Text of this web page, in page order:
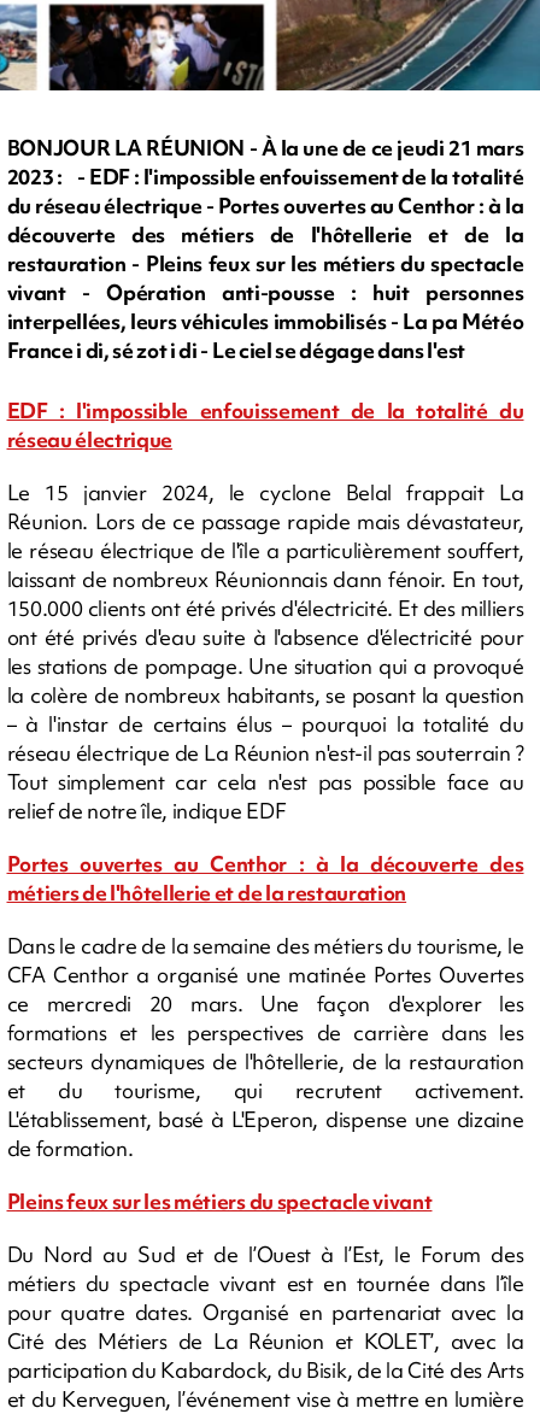
BONJOUR LA RÉUNION - À la une de ce jeudi 21 mars
2023 : - EDF : l'impossible enfouissement de la totalité
du réseau électrique - Portes ouvertes au Centhor : à la
découverte des métiers de l'hôtellerie et de la
restauration - Pleins feux sur les métiers du spectacle
vivant - Opération anti-pousse : huit personnes
interpellées, leurs véhicules immobilisés - La pa Météo
France i di, sé zot i di - Le ciel se dégage dans l'est
EDF : l'impossible enfouissement de la totalité du
réseau électrique
Le 15 janvier 2024, le cyclone Belal frappait La
Réunion. Lors de ce passage rapide mais dévastateur,
le réseau électrique de l'île a particulièrement souffert,
laissant de nombreux Réunionnais dann fénoir. En tout,
150.000 clients ont été privés d'électricité. Et des milliers
ont été privés d'eau suite à l'absence d'électricité pour
les stations de pompage. Une situation qui a provoqué
la colère de nombreux habitants, se posant la question
– à l'instar de certains élus – pourquoi la totalité du
réseau électrique de La Réunion n'est-il pas souterrain ?
Tout simplement car cela n'est pas possible face au
relief de notre île, indique EDF
Portes ouvertes au Centhor : à la découverte des
métiers de l'hôtellerie et de la restauration
Dans le cadre de la semaine des métiers du tourisme, le
CFA Centhor a organisé une matinée Portes Ouvertes
ce mercredi 20 mars. Une façon d'explorer les
formations et les perspectives de carrière dans les
secteurs dynamiques de l'hôtellerie, de la restauration
et du tourisme, qui recrutent activement.
L'établissement, basé à L'Eperon, dispense une dizaine
de formation.
Pleins feux sur les métiers du spectacle vivant
Du Nord au Sud et de l’Ouest à l’Est, le Forum des
métiers du spectacle vivant est en tournée dans l’île
pour quatre dates. Organisé en partenariat avec la
Cité des Métiers de La Réunion et KOLET’, avec la
participation du Kabardock, du Bisik, de la Cité des Arts
et du Kerveguen, l’événement vise à mettre en lumière